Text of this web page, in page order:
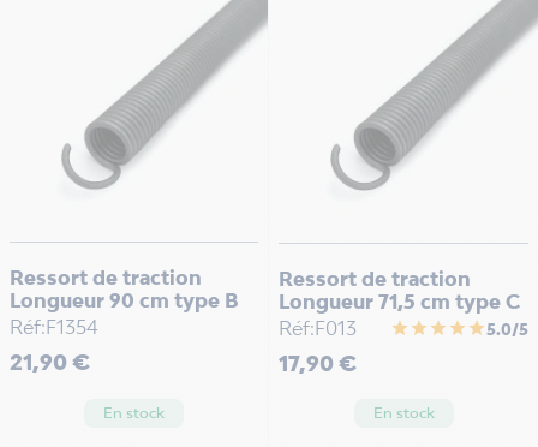
Ressort de traction
Longueur 90 cm type B
Réf:F1354
Prix
21,90 €
En stock
Ressort de traction
Longueur 71,5 cm type C
Réf:F013
star star star star star5.0/5
Prix
17,90 €
En stock